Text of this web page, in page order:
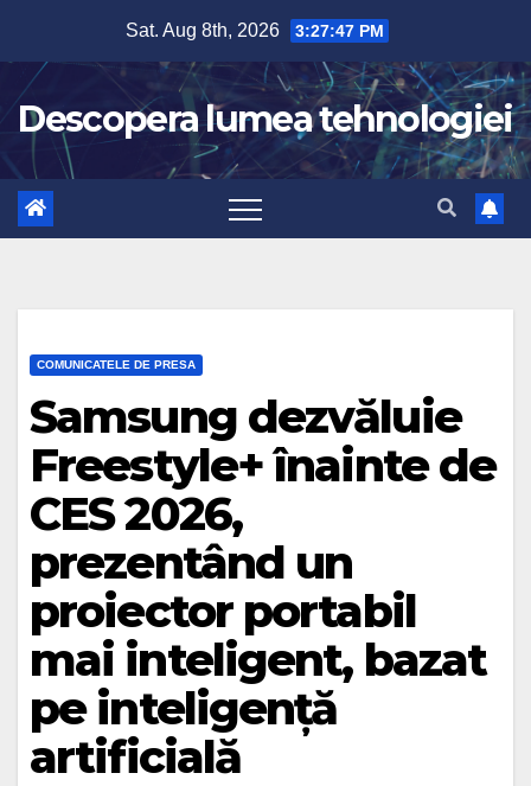
content
Sat. Aug 8th, 2026 3:27:47 PM
Descopera lumea tehnologiei
COMUNICATELE DE PRESA
Samsung dezvăluie
Freestyle+ înainte de
CES 2026,
prezentând un
proiector portabil
mai inteligent, bazat
pe inteligență
artificială